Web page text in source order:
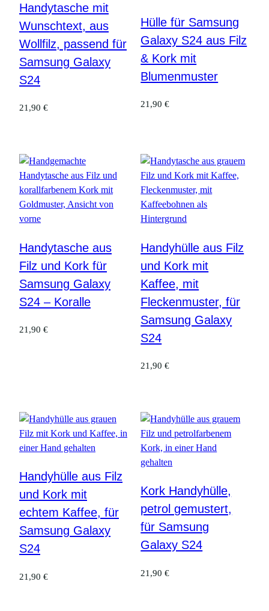
Handytasche mit
Wunschtext, aus
Wollfilz, passend für
Samsung Galaxy
S24
21,90 €
Hülle für Samsung
Galaxy S24 aus Filz
& Kork mit
Blumenmuster
21,90€
Handytasche aus
Filz und Kork für
Samsung Galaxy
S24 – Koralle
21,90 €
Handyhülle aus Filz
und Kork mit
Kaffee, mit
Fleckenmuster, für
Samsung Galaxy
S24
21,90€
Handyhülle aus Filz
und Kork mit
echtem Kaffee, für
Samsung Galaxy
S24
21,90 €
Kork Handyhülle,
petrol gemustert,
für Samsung
Galaxy S24
21,90€